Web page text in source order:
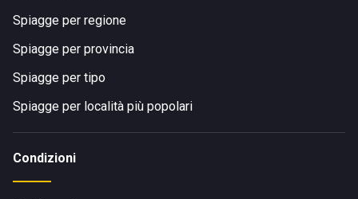
Spiagge per regione
Spiagge per provincia
Spiagge per tipo
Spiagge per località più popolari
Condizioni